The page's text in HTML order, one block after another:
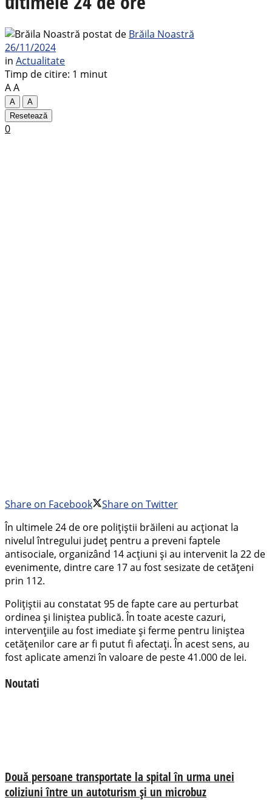
postat de Brăila Noastră
26/11/2024
in Actualitate
Timp de citire: 1 minut
AA
A
A
Resetează
0
Share on Facebook
Share on Twitter
În ultimele 24 de ore polițiștii brăileni au acționat la
nivelul întregului județ pentru a preveni faptele
antisociale, organizând 14 acțiuni și au intervenit la 22 de
evenimente, dintre care 17 au fost sesizate de cetățeni
prin 112.
Polițiștii au constatat 95 de fapte care au perturbat
ordinea și liniștea publică. În toate aceste cazuri,
intervențiile au fost imediate și ferme pentru liniștea
cetățenilor care ar fi putut fi afectați. În acest sens, au
fost aplicate amenzi în valoare de peste 41.000 de lei.
Noutati
Două persoane transportate la spital în urma unei
coliziuni între un autoturism și un microbuz